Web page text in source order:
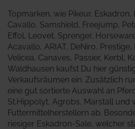
Topmarken, wie Pikeur,
Cavallo, Samshield, Freejump,
Effol, Leovet, Sprenger,
Acavallo, ARIAT, DeNiro,
Velicea, Canaves, Passier, Kerbl,
Waldhausen kaufst Du hier
Verkaufsräumen ein. Zusätzlich
eine gut sortierte Auswahl an
St.Hippolyt, Agrobs, Marstall und
Futtermittelherstellern ab.
riesiger Eskadron-Sale, welcher